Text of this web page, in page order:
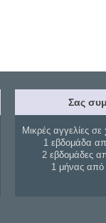
Σας
Μικρές αγγελίες σε
1 εβδομάδα
2 εβδομάδες
1 μήνας